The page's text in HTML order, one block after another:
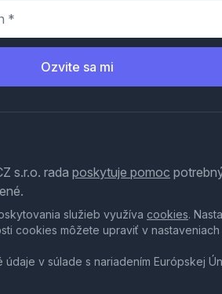
Ozvite sa mi
s.r.o. rada poskytuje pomoc
služieb využíva cookies.
cookies môžete upraviť v nastaveniach
v súlade s nariadením Európskej